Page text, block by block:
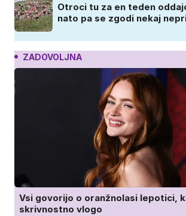
Otroci tu za en teden
nato pa se zgodi nekaj
ZADOVOLJNA
Vsi govorijo o oranžnolasi lepotici,
skrivnostno vlogo